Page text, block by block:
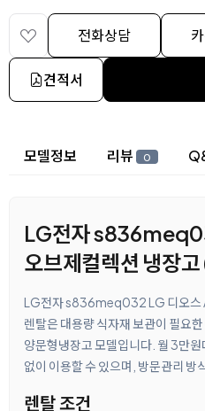
전화상담
견적서
상세 정보
모델정보 리뷰 0
LG전자
오브제컬렉션 냉장
LG전자 s836meq032 LG 디오스
렌탈은 대용량 식자재 보관이 필요
양문형냉장고 모델입니다. 월 3만
없이 이용할 수 있으며, 방문관리 방
렌탈 조건